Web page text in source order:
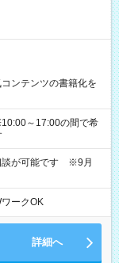
ンテンツの書籍化を
～17:00の間で希
談が可能です ※9月
ークOK
詳細へ